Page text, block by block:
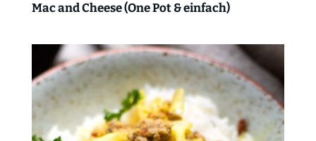
Mac and Cheese (One Pot & einfach)